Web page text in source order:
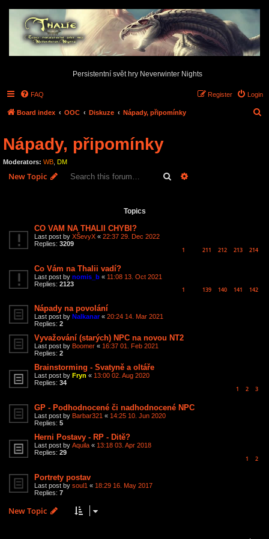
Persistentní svět hry Neverwinter Nights
FAQ Login
Register
Board index OOC Diskuze Nápady, připomínky
Nápady, připomínky
Moderators: WB DM
New Topic Search
Topics
CO VAM NA THALII CHYBI?
Last post by XŠevyX « 22:37 29. Dec 2022
Replies: 3209
1 211 212 213 214
Co Vám na Thalii vadí?
Last post by nomis_b « 11:08 13. Oct 2021
Replies: 2123
1 139 140 141 142
Nápady na povolání
Last post by Nalkanar« 20:24 14. Mar 2021
Replies: 2
Vyvažování (starých) NPC na novou NT2
Last post by Boomer « 16:37 01. Feb 2021
Replies: 2
Brainstorming - Svatyně a oltáře
Last post by Fryn « 13:00 02. Aug 2020
Replies: 34
1 2 3
GP - Podhodnocené či nadhodnocené NPC
Last post by Barbar321 « 14:25 10. Jun 2020
Replies: 5
Herni Postavy - RP - Ditě?
Last post by Aquila « 13:18 03. Apr 2018
Replies: 29
1 2
Portrety postav
Last post by soul1 « 18:29 16. May 2017
Replies: 7
New Topic